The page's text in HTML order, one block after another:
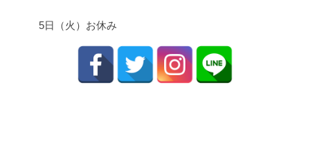
5日（火）お休み